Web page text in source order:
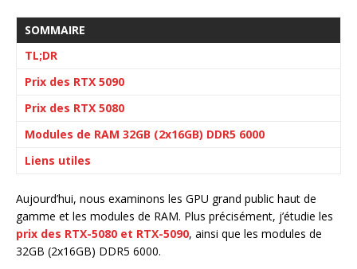
SOMMAIRE
TL;DR
Prix des RTX 5090
Prix des RTX 5080
Modules de RAM 32GB (2x16GB) DDR5 6000
Liens utiles
Aujourd’hui, nous examinons les GPU grand public haut de
gamme et les modules de RAM. Plus précisément, j’étudie les
prix des RTX-5080 et RTX-5090, ainsi que les modules de
32GB (2x16GB) DDR5 6000.